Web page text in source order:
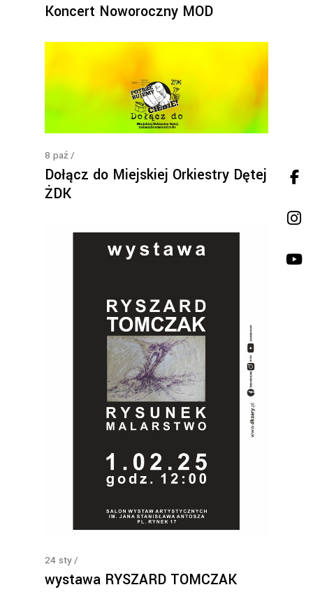
Koncert Noworoczny MOD
8 paź
Dołącz do Miejskiej Orkiestry Dętej
ŻDK
24 sty
wystawa RYSZARD TOMCZAK